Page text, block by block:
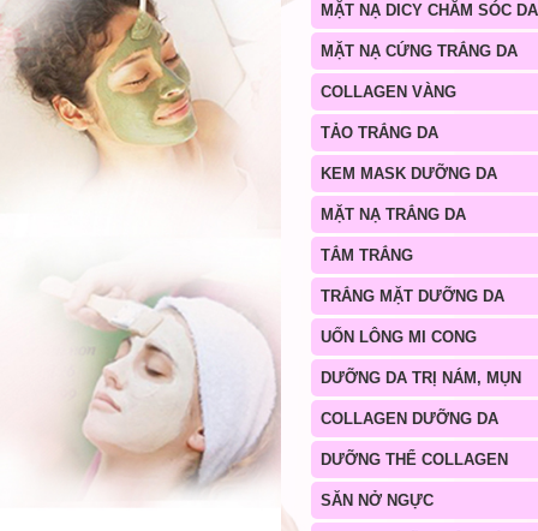
MẶT NẠ DICY CHĂM SÓC DA
MẶT NẠ CỨNG TRẮNG DA
COLLAGEN VÀNG
TẢO TRẮNG DA
KEM MASK DƯỠNG DA
MẶT NẠ TRẮNG DA
TẮM TRẮNG
TRẮNG MẶT DƯỠNG DA
UỐN LÔNG MI CONG
DƯỠNG DA TRỊ NÁM, MỤN
COLLAGEN DƯỠNG DA
DƯỠNG THỂ COLLAGEN
SĂN NỞ NGỰC